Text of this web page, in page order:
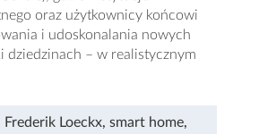
oraz użytkownicy końcowi
i udoskonalania nowych
– w realistycznym
Frederik Loeckx, smart home,